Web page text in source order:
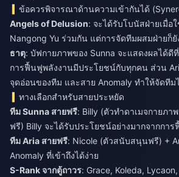
ข้อควรพิจารณาด้านความเข้ากันได้
Angels of Delusion: จะได้รับโบนัสฝ่ายเมื่อ
Nangong Yu ร่วมกัน แต่การจัดทีมผสมฝ่ายก็ยั
ธาตุ: บัฟกายภาพของ Sunna จะแสดงผลได้ดี
การฟื้นฟูพลังงานมีประโยชน์กับทุกคน ส่วน
จุดอ่อนของทีม และสาย Anomaly ทำให้จัดที
ทางเลือกสำหรับสายประหยัด
ทีม Sunna สายฟรี: Billy (ตัวทำดาเมจกายภ
ฟรี) Billy จะได้รับประโยชน์อย่างมากจากกา
ทีม Aria สายฟรี: Nicole (ตัวสนับสนุนฟรี) +
Anomaly ที่เข้าถึงได้ง่าย
S-Rank จากตู้ถาวร: Grace, Koleda,